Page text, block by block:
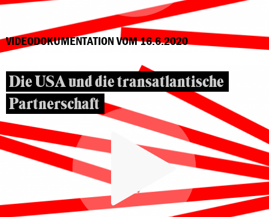
VIDEODOKUMENTATION VOM 16.6.2020
Die USA und die transatlantische
Partnerschaft